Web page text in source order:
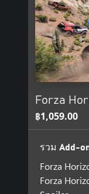
Forza
฿1,059.00
รวม Add-
Forza
Forza